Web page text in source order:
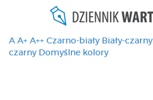
A A+ A++ Czarno-biały Biały-czarny
czarny Domyślne kolory